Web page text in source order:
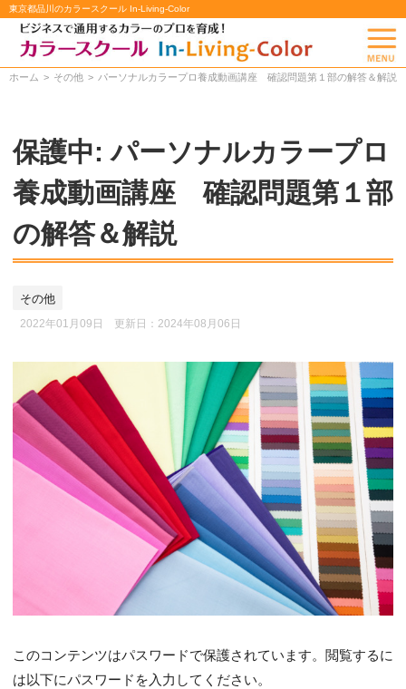
東京都品川のカラースクール In-Living-Color
ホーム その他 パーソナルカラープロ養成動画講座 確認問題第１部の解答＆解説
保護中: パーソナルカラープロ
養成動画講座 確認問題第１部
の解答＆解説
その他
2022年01月09日 更新日： 2024年08月06日
このコンテンツはパスワードで保護されています。閲覧するに
は以下にパスワードを入力してください。